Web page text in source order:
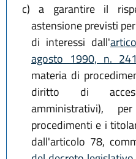
c) a garantire il
astensione previsti
di interessi dall'
agosto 1990, n. 241
materia di
diritto di
amministrativi),
procedimenti e i
dall'articolo 78,